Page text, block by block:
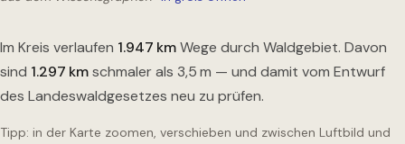
Im Kreis verlaufen 1.947 kmWege durch Waldgebiet. Davon
sind 1.297 kmschmaler als 3,5 m — und damit vom Entwurf
des Landeswaldgesetzes neu zu prüfen.
Tipp: in der Karte zoomen, verschieben und zwischen Luftbild und